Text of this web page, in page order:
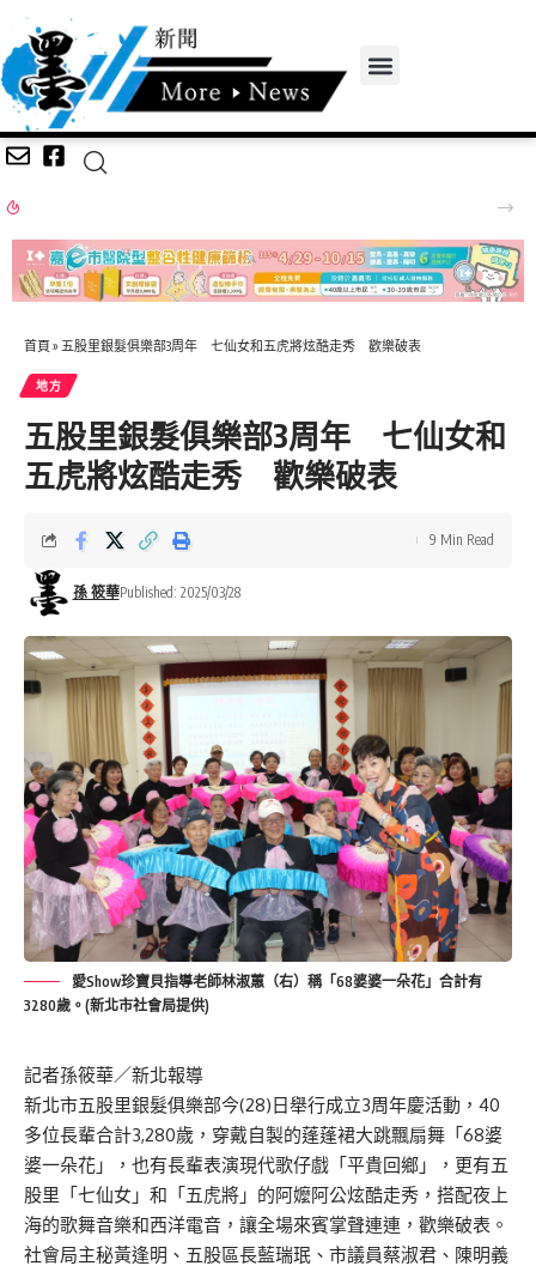
首頁 » 五股里銀髮俱樂部3周年 七仙女和五虎將炫酷走秀 歡樂破表
地方
五股里銀髮俱樂部3周年 七仙女和
五虎將炫酷走秀 歡樂破表
孫 筱華Published: 2025/03/28
9 Min Read
愛Show珍寶貝指導老師林淑蕙（右）稱「68婆婆一朵花」合計有
3280歲。(新北市社會局提供)
記者孫筱華／新北報導
新北市五股里銀髮俱樂部今(28)日舉行成立3周年慶活動，40
多位長輩合計3,280歲，穿戴自製的蓬蓬裙大跳飄扇舞「68婆
婆一朵花」，也有長輩表演現代歌仔戲「平貴回鄉」，更有五
股里「七仙女」和「五虎將」的阿嬤阿公炫酷走秀，搭配夜上
海的歌舞音樂和西洋電音，讓全場來賓掌聲連連，歡樂破表。
社會局主秘黃逢明、五股區長藍瑞珉、市議員蔡淑君、陳明義